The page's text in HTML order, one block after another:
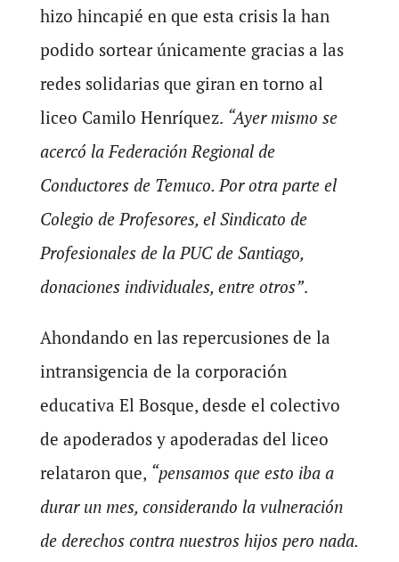
hizo hincapié en que esta crisis la han
podido sortear únicamente gracias a las
redes solidarias que giran en torno al
liceo Camilo Henríquez. “Ayer mismo se
acercó la Federación Regional de
Conductores de Temuco. Por otra parte el
Colegio de Profesores, el Sindicato de
Profesionales de la PUC de Santiago,
donaciones individuales, entre otros”.
Ahondando en las repercusiones de la
intransigencia de la corporación
educativa El Bosque, desde el colectivo
de apoderados y apoderadas del liceo
relataron que, “pensamos que esto iba a
durar un mes, considerando la vulneración
de derechos contra nuestros hijos pero nada.